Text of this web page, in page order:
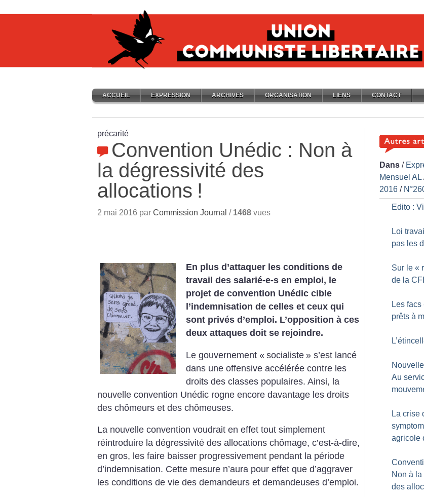
ACCUEIL EXPRESSION ARCHIVES ORGANISATION LIENS CONTACT
précarité
Convention Unédic : Non à
la dégressivité des
allocations !
2 mai 2016 par Commission Journal / 1468 vues
En plus d’attaquer les conditions de
travail des salarié-e-s en emploi, le
projet de convention Unédic cible
l’indemnisation de celles et ceux qui
sont privés d’emploi. L’opposition à ces
deux attaques doit se rejoindre.
Le gouvernement « socialiste » s’est lancé
dans une offensive accélérée contre les
droits des classes populaires. Ainsi, la
nouvelle convention Unédic rogne encore davantage les droits
des chômeurs et des chômeuses.
La nouvelle convention voudrait en effet tout simplement
réintroduire la dégressivité des allocations chômage, c’est-à-dire,
en gros, les faire baisser progressivement pendant la période
d’indemnisation. Cette mesure n’aura pour effet que d’aggraver
les conditions de vie des demandeurs et demandeuses d’emploi.
Dans /
Mensuel AL
2016 /
Edito :
Loi
pas les
Sur le «
de la
Les
prêts à
Au
La crise
agricole
Non à
des